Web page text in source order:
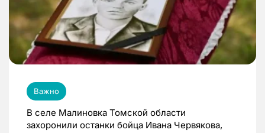
Важно
В селе Малиновка Томской области
захоронили останки бойца Ивана Червякова,